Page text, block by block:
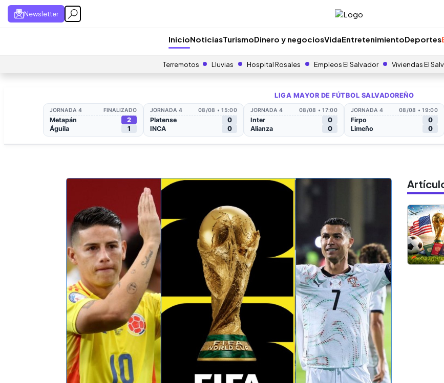
Newsletter
InicioNoticiasTurismoDinero y negociosVidaEntretenimientoDeportes
Terremotos Lluvias Hospital Rosales Empleos El Salvador Viviendas El